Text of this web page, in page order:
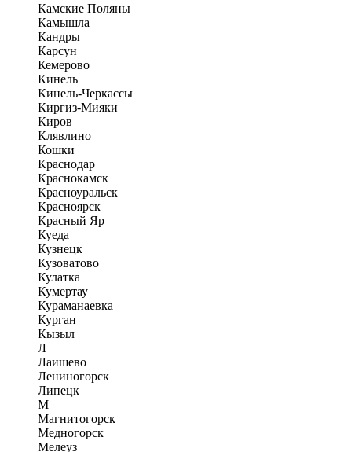
Камские Поляны
Камышла
Кандры
Карсун
Кемерово
Кинель
Кинель-Черкассы
Киргиз-Мияки
Киров
Клявлино
Кошки
Краснодар
Краснокамск
Красноуральск
Красноярск
Красный Яр
Куеда
Кузнецк
Кузоватово
Кулатка
Кумертау
Кураманаевка
Курган
Кызыл
Л
Лаишево
Лениногорск
Липецк
М
Магнитогорск
Медногорск
Мелеуз